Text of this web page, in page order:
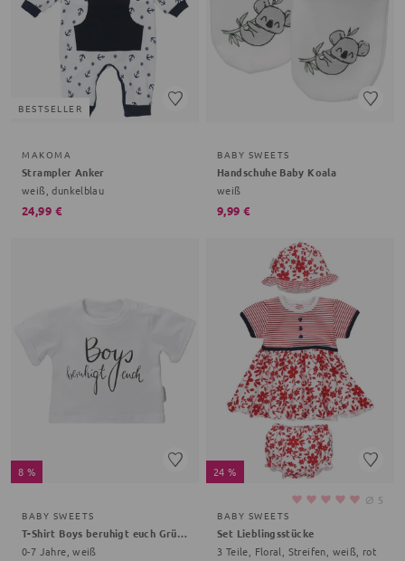
BESTSELLER
MAKOMA
Strampler Anker
weiß, dunkelblau
24,99 €
BABY SWEETS
Handschuhe Baby Koala
weiß
9,99 €
8 %
BABY SWEETS
T-Shirt Boys beruhigt euch Grüße, Gemüse
0-7 Jahre, weiß
24 %
⌀ 5
BABY SWEETS
Set Lieblingsstücke
3 Teile, Floral, Streifen, weiß, rot